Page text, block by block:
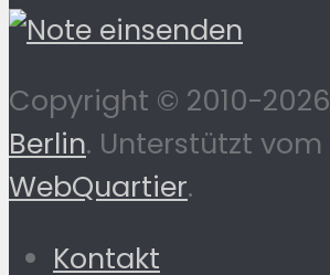
Copyright © 2010-2026
Berlin. Unterstützt vom
WebQuartier.
Kontakt